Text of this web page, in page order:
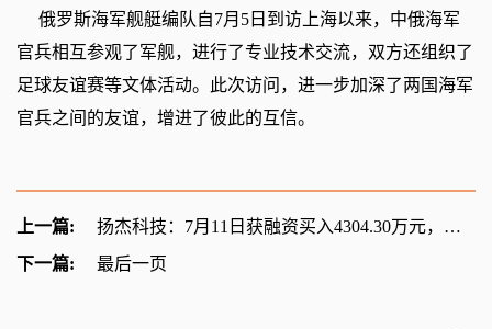
俄罗斯海军舰艇编队自7月5日到访上海以来，中俄海军
官兵相互参观了军舰，进行了专业技术交流，双方还组织了
足球友谊赛等文体活动。此次访问，进一步加深了两国海军
官兵之间的友谊，增进了彼此的互信。
上一篇:
扬杰科技：7月11日获融资买入4304.30万元，占当日流入资金比例22.13%
下一篇:
最后一页